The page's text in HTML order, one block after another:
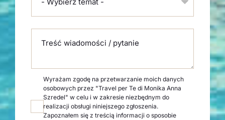
- Wybierz temat -
Treść wiadomości / pytanie
Wyrażam zgodę na przetwarzanie moich danych
osobowych przez "Travel per Te di Monika Anna
Szredel" w celu i w zakresie niezbędnym do
realizacji obsługi niniejszego zgłoszenia.
Zapoznałem się z treścią informacji o sposobie